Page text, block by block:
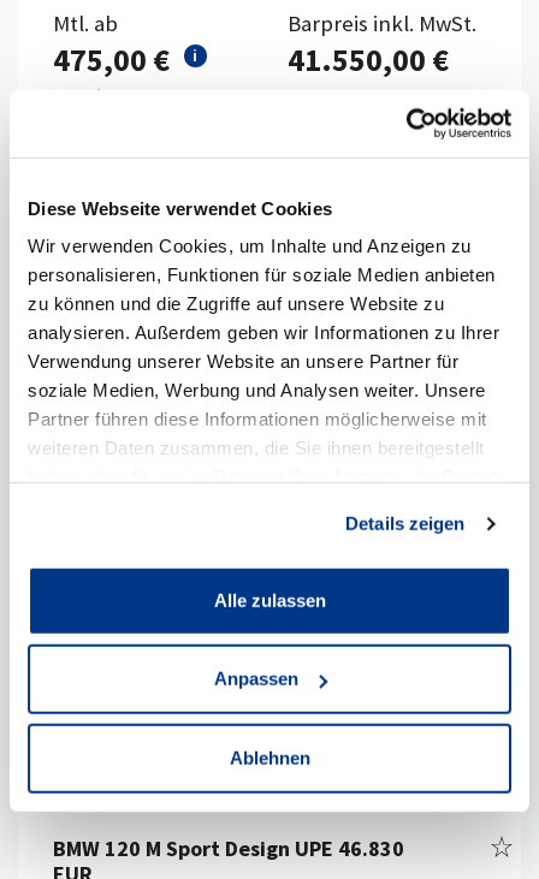
Diese Webseite verwendet Cookies
Wir verwenden Cookies, um Inhalte und Anzeigen zu
personalisieren, Funktionen für soziale Medien anbieten
zu können und die Zugriffe auf unsere Website zu
analysieren. Außerdem geben wir Informationen zu Ihrer
Verwendung unserer Website an unsere Partner für
soziale Medien, Werbung und Analysen weiter. Unsere
Partner führen diese Informationen möglicherweise mit
weiteren Daten zusammen, die Sie ihnen bereitgestellt
Details zeigen
Alle zulassen
Anpassen
Ablehnen
Mtl. ab
475,00 € i
Leasingrate
Barpreis inkl. MwSt.
41.550,00 €
Kraftstoffverbrauch*kombiniert: 5,4 l/100km
(WLTP) CO 2 -Emission: 0 g/km (NEFZ), 123
g/km (WLTP); CO2 -Klasse: D
Details anzeigen
BMW 120 M Sport Design UPE 46.830
EUR